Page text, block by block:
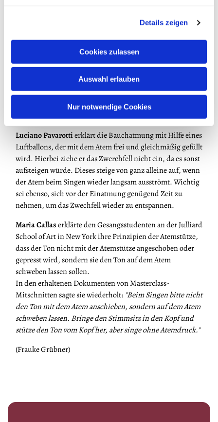
Details zeigen
Cookies zulassen
Auswahl erlauben
Nur notwendige Cookies
unter den Rippen stütze. Die Bauchmuskeln spanne er bei
der Atmung weder an, noch kümmere er sich um
irgendeine untere Bauchmuskelpartie beim Stützen.
Joan Sutherlandhat das Singen und die Atmung so
beschrieben: Sie singe auf dem Atem und nicht mit dem
Atem; der Ton schwebe folglich auf dem Atem. Der
kontrollierte Atemfluss sorge dafür, dass der Atem beim
Singen langsam und gleichmäßig ausströmen kann.
Luciano Pavarottierklärt die Bauchatmung mit Hilfe eines
Luftballons, der mit dem Atem frei und gleichmäßig gefüllt
wird. Hierbei ziehe er das Zwerchfell nicht ein, da es sonst
aufsteigen würde. Dieses steige von ganz alleine auf, wenn
der Atem beim Singen wieder langsam ausströmt. Wichtig
sei ebenso, sich vor der Einatmung genügend Zeit zu
nehmen, um das Zwechfell wieder zu entspannen.
Maria Callaserklärte den Gesangsstudenten an der Julliard
School of Art in New York ihre Prinzipien der Atemstütze,
dass der Ton nicht mit der Atemstütze angeschoben oder
gepresst wird, sondern sie den Ton auf dem Atem
schweben lassen sollen.
In den erhaltenen Dokumenten von Masterclass-
Mitschnitten sagte sie wiederholt: "Beim Singen bitte nicht
den Ton mit dem Atem anschieben, sondern auf dem Atem
schweben lassen. Bringe den Stimmsitz in den Kopf und
stütze den Ton vom Kopf her, aber singe ohne Atemdruck."
(Frauke Grübner)